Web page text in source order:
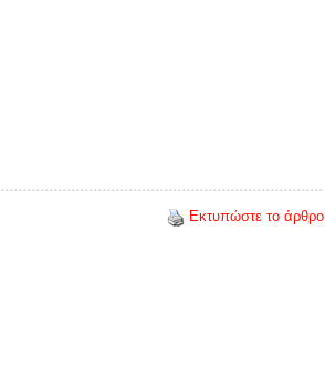
Εκτυπώστε το άρθρο